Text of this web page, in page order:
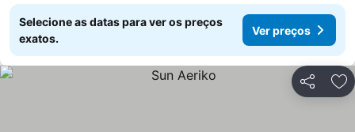
Selecione as datas para ver os preços
exatos.
Ver preços
Partilhar